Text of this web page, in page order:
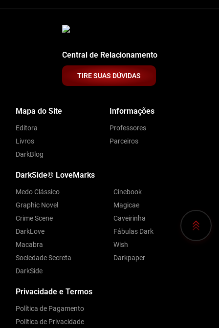
Central de Relacionamento
TIRE SUAS DÚVIDAS
Privacidade e Termos
Política de Pagamento
Política de Privacidade
Mapa do Site
Editora
Livros
DarkBlog
Informações
Professores
Parceiros
DarkSide® LoveMarks
Medo Clássico
Graphic Novel
Crime Scene
DarkLove
Macabra
Sociedade Secreta
DarkSide
Cinebook
Magicae
Caveirinha
Fábulas Dark
Wish
Darkpaper